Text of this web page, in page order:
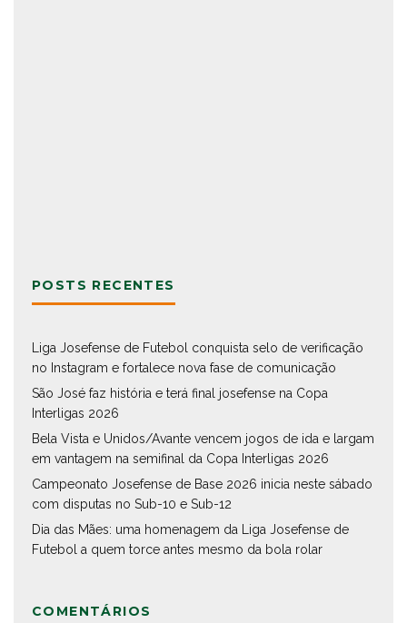
POSTS RECENTES
Liga Josefense de Futebol conquista selo de verificação
no Instagram e fortalece nova fase de comunicação
São José faz história e terá final josefense na Copa
Interligas 2026
Bela Vista e Unidos/Avante vencem jogos de ida e largam
em vantagem na semifinal da Copa Interligas 2026
Campeonato Josefense de Base 2026 inicia neste sábado
com disputas no Sub-10 e Sub-12
Dia das Mães: uma homenagem da Liga Josefense de
Futebol a quem torce antes mesmo da bola rolar
COMENTÁRIOS